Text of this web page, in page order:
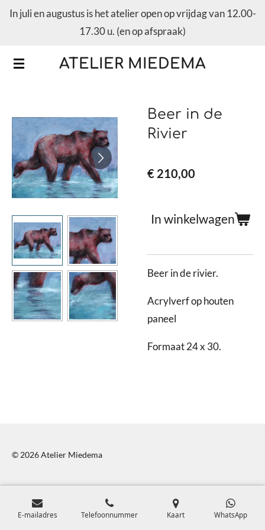
Ga
de
ATELIER MIEDEMA
In juli en augustus is het atelier open op vrijdag van 12.00-
17.30 u. (en op afspraak)
Beer in de
Rivier
€ 210,00
In winkelwagen
Beer in de rivier.
Acrylverf op houten
paneel
Formaat 24 x 30.
© 2026 Atelier Miedema
E-mailadres Telefoonnummer Kaart WhatsApp